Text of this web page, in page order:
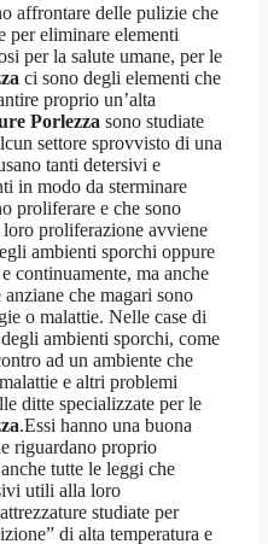
affrontare delle pulizie che
per eliminare elementi
per la salute umane, per le
ci sono degli elementi che
proprio un’alta
Porlezza sono studiate
settore sprovvisto di una
tanti detersivi e
in modo da sterminare
proliferare e che sono
proliferazione avviene
ambienti sporchi oppure
continuamente, ma anche
che magari sono
o malattie. Nelle case di
ambienti sporchi, come
ad un ambiente che
e altri problemi
ditte specializzate per le
.Essi hanno una buona
riguardano proprio
tutte le leggi che
utili alla loro
studiate per
di alta temperatura e